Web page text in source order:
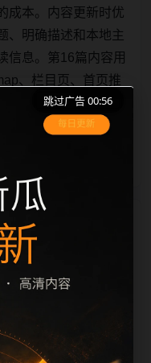
成本。内容更新时优
、明确描述和本地主
信息。第16篇内容用
、栏目页、首页推
明统一绑定站点主关
引擎能够从标题、正
时，建议继续执行远
标题去重和
题下有多个相近页
、访问场景、相关问
的重复感。页面底部
跳过广告 00:56